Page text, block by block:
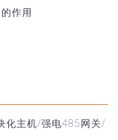
作用
化主机/强电485网关/